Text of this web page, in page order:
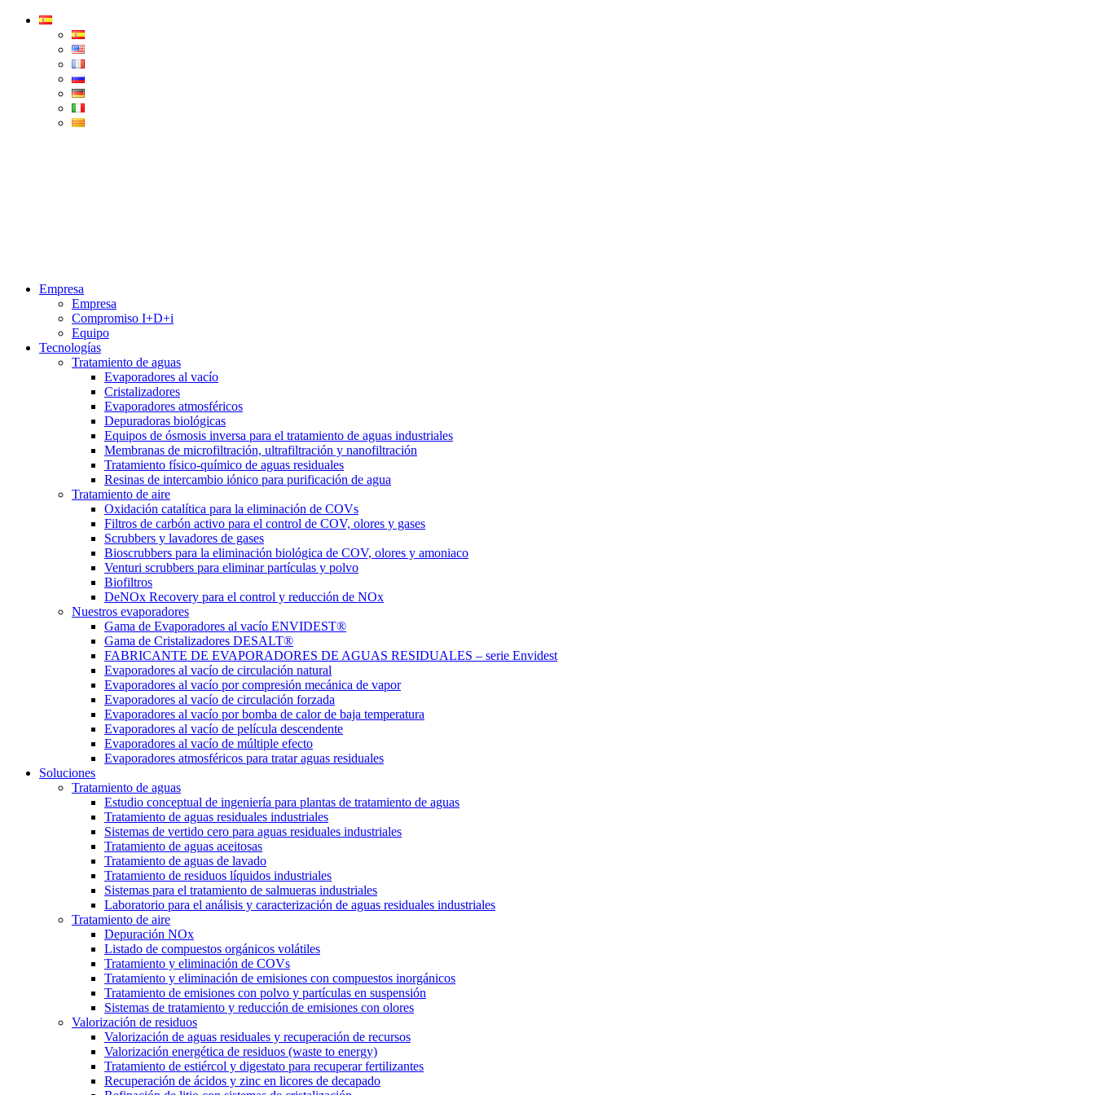
Condorchem
Empresa
Empresa
Compromiso I+D+i
Equipo
Tecnologías
Tratamiento de aguas
Evaporadores al vacío
Cristalizadores
Evaporadores atmosféricos
Depuradoras biológicas
Equipos de ósmosis inversa para el tratamiento de aguas industriales
Membranas de microfiltración, ultrafiltración y nanofiltración
Tratamiento físico-químico de aguas residuales
Resinas de intercambio iónico para purificación de agua
Tratamiento de aire
Oxidación catalítica para la eliminación de COVs
Filtros de carbón activo para el control de COV, olores y gases
Scrubbers y lavadores de gases
Bioscrubbers para la eliminación biológica de COV, olores y amoniaco
Venturi scrubbers para eliminar partículas y polvo
Biofiltros
DeNOx Recovery para el control y reducción de NOx
Nuestros evaporadores
Gama de Evaporadores al vacío ENVIDEST®
Gama de Cristalizadores DESALT®
FABRICANTE DE EVAPORADORES DE AGUAS RESIDUALES – serie Envidest
Evaporadores al vacío de circulación natural
Evaporadores al vacío por compresión mecánica de vapor
Evaporadores al vacío de circulación forzada
Evaporadores al vacío por bomba de calor de baja temperatura
Evaporadores al vacío de película descendente
Evaporadores al vacío de múltiple efecto
Evaporadores atmosféricos para tratar aguas residuales
Soluciones
Tratamiento de aguas
Estudio conceptual de ingeniería para plantas de tratamiento de aguas
Tratamiento de aguas residuales industriales
Sistemas de vertido cero para aguas residuales industriales
Tratamiento de aguas aceitosas
Tratamiento de aguas de lavado
Tratamiento de residuos líquidos industriales
Sistemas para el tratamiento de salmueras industriales
Laboratorio para el análisis y caracterización de aguas residuales industriales
Tratamiento de aire
Depuración NOx
Listado de compuestos orgánicos volátiles
Tratamiento y eliminación de COVs
Tratamiento y eliminación de emisiones con compuestos inorgánicos
Tratamiento de emisiones con polvo y partículas en suspensión
Sistemas de tratamiento y reducción de emisiones con olores
Valorización de residuos
Valorización de aguas residuales y recuperación de recursos
Valorización energética de residuos (waste to energy)
Tratamiento de estiércol y digestato para recuperar fertilizantes
Recuperación de ácidos y zinc en licores de decapado